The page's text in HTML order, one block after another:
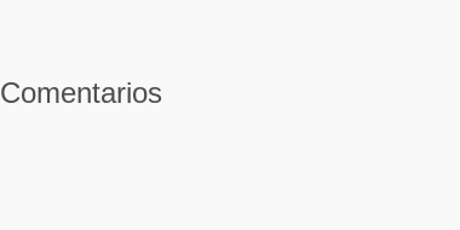
Comentarios